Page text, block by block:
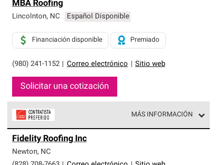
MBA Roofing
Lincolnton, NC Español Disponible
(980) 241-1152 Correo electrónico Sitio web
Financiación disponible Premiado
Solicitar una cotización
MÁS INFORMACIÓN
parte de una red exclusiva de profesionales de techos
que cumplen con altos estándares y requisitos estrictos
de profesionalismo y confiabilidad.
Fidelity Roofing Inc
Newton, NC